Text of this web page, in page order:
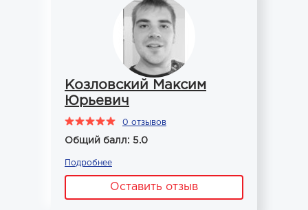
Козловский Максим
Юрьевич
0 отзывов
Общий балл: 5.0
Подробнее
Оставить отзыв